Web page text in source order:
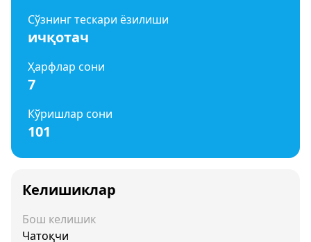
Сўзнинг тескари ёзилиши
ичқотач
Ҳарфлар сони
7
Кўришлар сони
101
Келишиклар
Бош келишик
Чатоқчи